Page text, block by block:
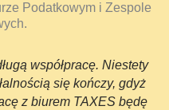
Podatkowym i Zespole
współpracę. Niestety
się kończy, gdyż
z biurem TAXES będę